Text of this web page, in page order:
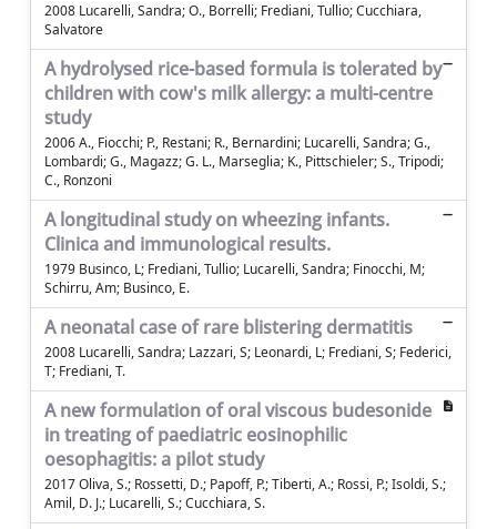
2008 Lucarelli, Sandra; O., Borrelli; Frediani, Tullio; Cucchiara,
Salvatore
A hydrolysed rice-based formula is tolerated by
children with cow's milk allergy: a multi-centre
study
2006 A., Fiocchi; P., Restani; R., Bernardini; Lucarelli, Sandra; G.,
Lombardi; G., Magazz; G. L., Marseglia; K., Pittschieler; S., Tripodi;
C., Ronzoni
A longitudinal study on wheezing infants.
Clinica and immunological results.
1979 Businco, L; Frediani, Tullio; Lucarelli, Sandra; Finocchi, M;
Schirru, Am; Businco, E.
A neonatal case of rare blistering dermatitis
2008 Lucarelli, Sandra; Lazzari, S; Leonardi, L; Frediani, S; Federici,
T; Frediani, T.
A new formulation of oral viscous budesonide
in treating of paediatric eosinophilic
oesophagitis: a pilot study
2017 Oliva, S.; Rossetti, D.; Papoff, P.; Tiberti, A.; Rossi, P.; Isoldi, S.;
Amil, D. J.; Lucarelli, S.; Cucchiara, S.